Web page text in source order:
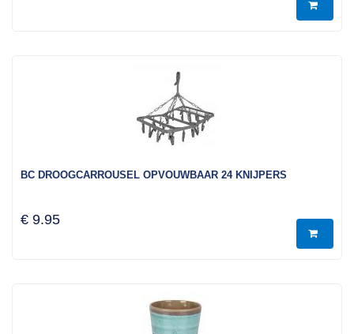
BC DROOGCARROUSEL OPVOUWBAAR 24 KNIJPERS
€ 9.95